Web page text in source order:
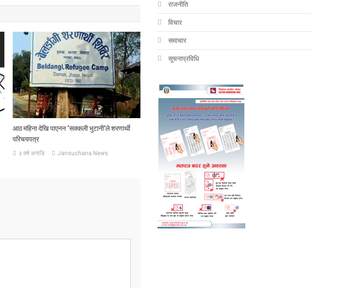
आठ महिना देखि पाएनन ‘सक्कली भुटानी’ले शरणार्थी
परिचयपत्र
३ वर्ष अगाडि Jansuchana News
राजनीति
विचार
समाचार
सूचनाप्रविधि